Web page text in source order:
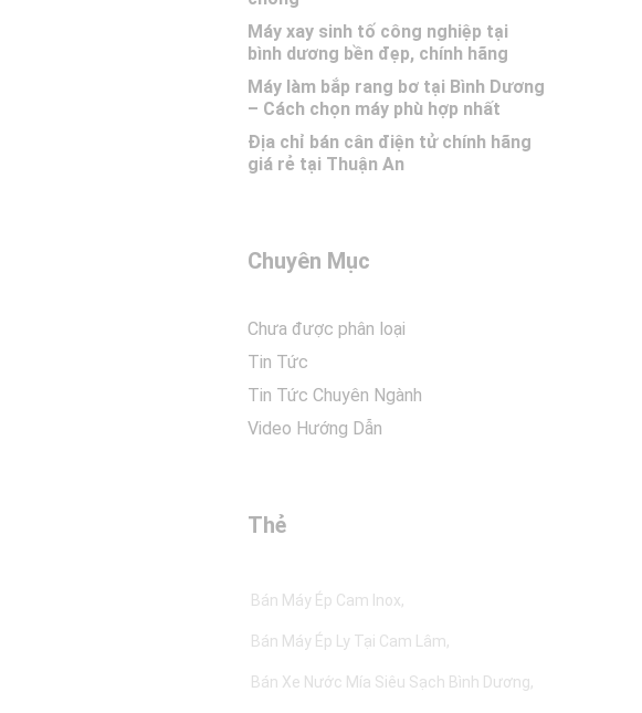
Máy xay sinh tố công nghiệp tại
bình dương bền đẹp, chính hãng
Máy làm bắp rang bơ tại Bình Dương
– Cách chọn máy phù hợp nhất
Địa chỉ bán cân điện tử chính hãng
giá rẻ tại Thuận An
Chuyên Mục
Chưa được phân loại
Tin Tức
Tin Tức Chuyên Ngành
Video Hướng Dẫn
Thẻ
Bán Máy Ép Cam Inox
Bán Máy Ép Ly Tại Cam Lâm
Bán Xe Nước Mía Siêu Sạch Bình Dương